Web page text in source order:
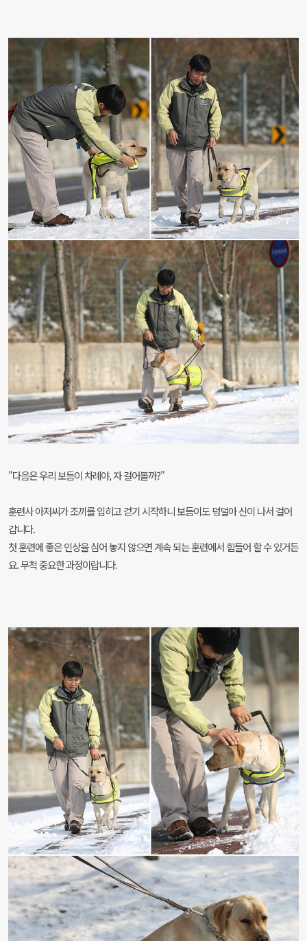
"다음은 우리 보듬이 차례야, 자 걸어볼까?"
훈련사 아저씨가 조끼를 입히고 걷기 시작하니 보듬이도 덩덜아 신이 나서 걸어
갑니다.
첫 훈련에 좋은 인상을 심어 놓지 않으면 계속 되는 훈련에서 힘들어 할 수 있거든
요. 무척 중요한 과정이랍니다.